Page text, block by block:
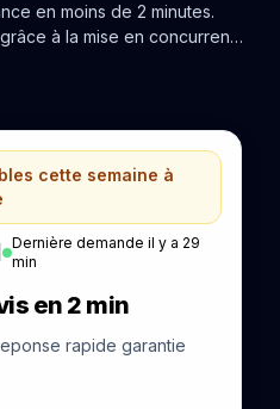
en moins de 2 minutes.
à la mise en concurrence
cette semaine à
Dernière demande il y a 29
min
en 2 min
rapide garantie